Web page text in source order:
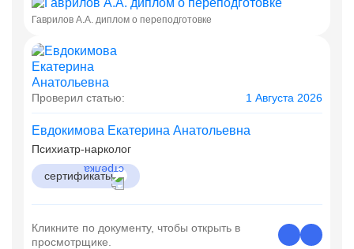
Гаврилов А.А. диплом о переподготовке
Проверил статью: 1 Августа 2026
Евдокимова Екатерина Анатольевна
Психиатр-нарколог
сертификаты
Кликните по документу, чтобы открыть в
просмотрщике.